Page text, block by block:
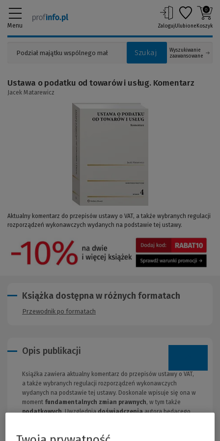
Menu
Szukaj
Wyszukiwanie
zaawansowane
ZalogujUlubione
0
Koszyk
Aktualny komentarz do przepisów ustawy o VAT, a także wybranych regulacji
rozporządzeń wykonawczych wydanych na podstawie tej ustawy.
Ustawa o podatku od towarów i usług. Komentarz
Jacek Matarewicz
Opis publikacji
Książka zawiera aktualny komentarz do przepisów ustawy o VAT,
a także wybranych regulacji rozporządzeń wykonawczych
wydanych na podstawie tej ustawy. Doskonale wpisuje się ona w
moment fundamentalnych zmian prawnych, w tym także
podatkowych. Uwzględniadoświadczeniaautora będącego
Książka dostępna w różnych formatach
Przewodnik po formatach